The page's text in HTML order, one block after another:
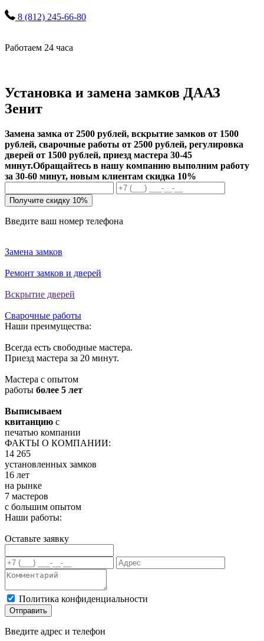
8 (812) 245-66-80
Работаем 24 часа
Установка и замена замков ДААЗ
Зенит
Замена замка от 2500 рублей, вскрытие замков от 1500
рублей, сварочные работы от 2500 рублей, регулировка
дверей от 1500 рублей, приезд мастера 30-45
минут.Обращайтесь в нашу компанию выполним работу
за 30-60 минут, новым клиентам скидка 10%
Получите скидку 10%
Введите ваш номер телефона
Замена замков
Ремонт замков и дверей
Вскрытие дверей
Сварочные работы
Наши преимущества:
Всегда есть свободные мастера.
Приезд мастера за 20 минут.
Мастера с опытом
работы более 5 лет
Выписываем
квитанцию с
печатью компании
ФАКТЫ О КОМПАНИИ:
14 265
установленных замков
16 лет
на рынке
7 мастеров
с большим опытом
Наши работы:
Оставьте заявку
Политика конфиденциальности
Отправить
Введите адрес и телефон